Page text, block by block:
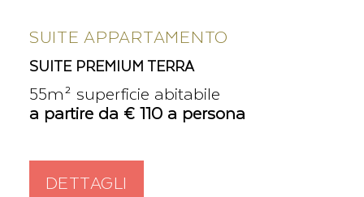
SUITE APPARTAMENTO
SUITE PREMIUM TERRA
55m² superficie abitabile
a partire da € 110 a persona
DETTAGLI